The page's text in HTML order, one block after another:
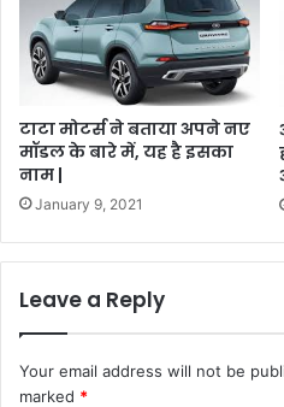
टाटा मोटर्स ने बताया अपने नए
मॉडल के बारे में, यह है इसका
नाम |
January 9, 2021
Leave a Reply
Your email address will not be
marked *